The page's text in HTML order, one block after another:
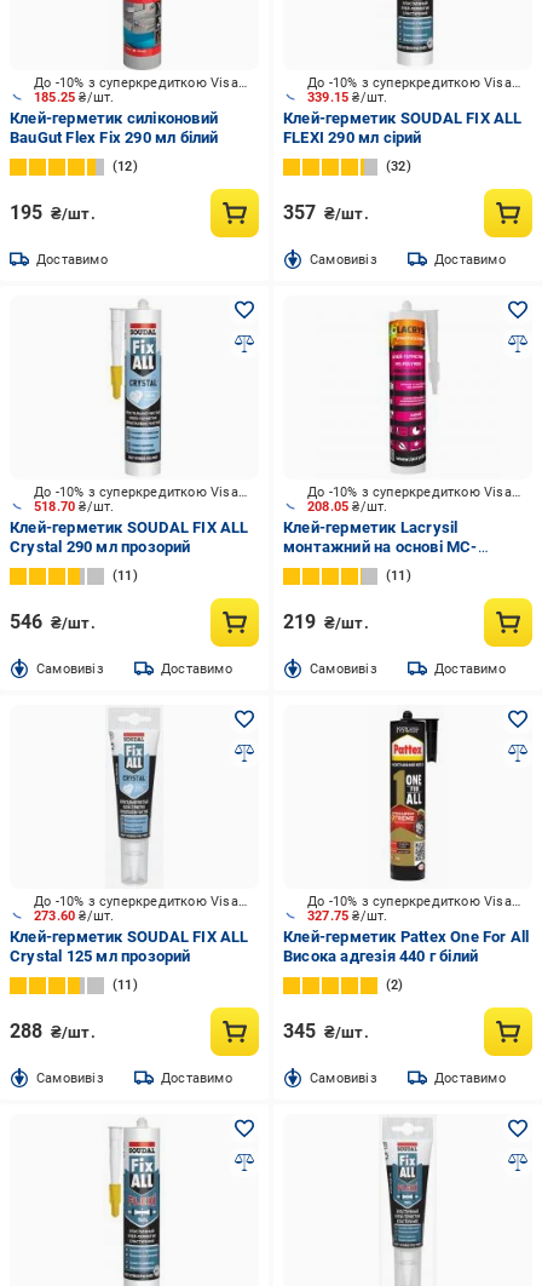
185.25₴/шт.
До -10% з суперкредиткою Visa Вигода
Клей-герметик силіконовий
BauGut Flex Fix 290 мл білий
12
195 ₴/шт.
Доставимо
339.15₴/шт.
До -10% з суперкредиткою Visa Вигода
Клей-герметик SOUDAL FIX ALL
FLEXI 290 мл сірий
32
357 ₴/шт.
Cамовивіз Доставимо
518.70₴/шт.
До -10% з суперкредиткою Visa Вигода
Клей-герметик SOUDAL FIX ALL
Crystal 290 мл прозорий
11
546 ₴/шт.
Cамовивіз Доставимо
208.05₴/шт.
До -10% з суперкредиткою Visa Вигода
Клей-герметик Lacrysil
монтажний на основі МС-
полімерів 400 г білий
11
219 ₴/шт.
Cамовивіз Доставимо
273.60₴/шт.
До -10% з суперкредиткою Visa Вигода
Клей-герметик SOUDAL FIX ALL
Crystal 125 мл прозорий
11
288 ₴/шт.
Cамовивіз Доставимо
327.75₴/шт.
До -10% з суперкредиткою Visa Вигода
Клей-герметик Pattex One For All
Висока адгезія 440 г білий
2
345 ₴/шт.
Cамовивіз Доставимо